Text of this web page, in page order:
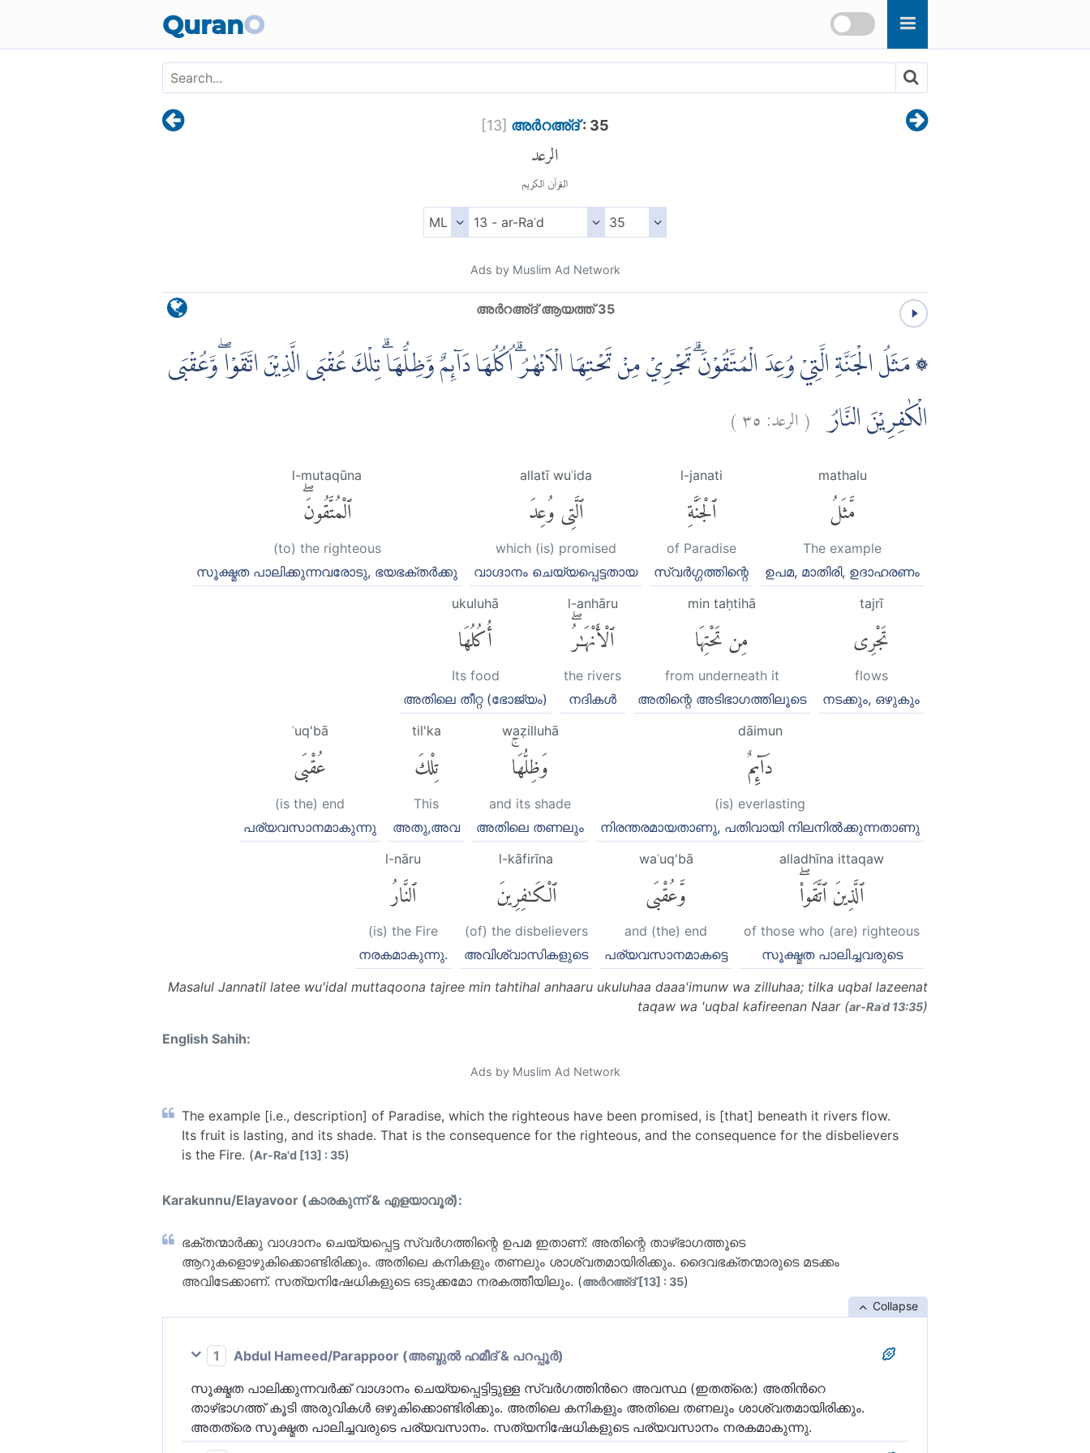
QuranO
[13] അര്‍റഅ്ദ്: 35
الرعد
القرآن الكريم
Ads by Muslim Ad Network
അര്‍റഅ്ദ് ആയത്ത് 35
۞ مَثَلُ الْجَنَّةِ الَّتِيْ وُعِدَ الْمُتَّقُوْنَۗ تَجْرِيْ مِنْ تَحْتِهَا الْاَنْهٰرُۗ اُكُلُهَا دَاۤىِٕمٌ وَّظِلُّهَاۗ تِلْكَ عُقْبَى الَّذِيْنَ اتَّقَوْا ۖوَّعُقْبَى
الْكٰفِرِيْنَ النَّارُ (الرعد:٣٥)
mathalu
مَّثَلُ
The example
ഉപമ, മാതിരി, ഉദാഹരണം
l-janati
ٱلْجَنَّةِ
of Paradise
സ്വര്‍ഗ്ഗത്തിന്റെ
allatī wuʿida
ٱلَّتِى وُعِدَ
which (is) promised
വാഗ്ദാനം ചെയ്യപ്പെട്ടതായ
l-mutaqūna
ٱلْمُتَّقُونَۖ
(to) the righteous
സൂക്ഷ്മത പാലിക്കുന്നവരോടു, ഭയഭക്തര്‍ക്കു
tajrī
تَجْرِى
flows
നടക്കും, ഒഴുകും
min taḥtihā
مِن تَحْتِهَا
from underneath it
അതിന്റെ അടിഭാഗത്തിലൂടെ
l-anhāru
ٱلْأَنْهَٰرُۖ
the rivers
നദികള്‍
ukuluhā
أُكُلُهَا
Its food
അതിലെ തീറ്റ (ഭോജ്യം)
dāimun
دَآئِمٌ
(is) everlasting
നിരന്തരമായതാണു, പതിവായി നിലനില്‍ക്കുന്നതാണു
waẓilluhā
وَظِلُّهَاۚ
and its shade
അതിലെ തണലും
til'ka
تِلْكَ
This
അതു,അവ
ʿuq'bā
عُقْبَى
(is the) end
പര്യവസാനമാകുന്നു
alladhīna ittaqaw
ٱلَّذِينَ ٱتَّقَوا۟ۖ
of those who (are) righteous
സൂക്ഷ്മത പാലിച്ചവരുടെ
waʿuq'bā
وَّعُقْبَى
and (the) end
പര്യവസാനമാകട്ടെ
l-kāfirīna
ٱلْكَٰفِرِينَ
(of) the disbelievers
അവിശ്വാസികളുടെ
l-nāru
ٱلنَّارُ
(is) the Fire
നരകമാകുന്നു.
Masalul Jannatil latee wu'idal muttaqoona tajree min tahtihal anhaaru ukuluhaa daaa'imunw wa zilluhaa; tilka uqbal lazeenat
taqaw wa 'uqbal kafireenan Naar (ar-Raʿd 13:35)
English Sahih:
Ads by Muslim Ad Network
The example [i.e., description] of Paradise, which the righteous have been promised, is [that] beneath it rivers flow.
Its fruit is lasting, and its shade. That is the consequence for the righteous, and the consequence for the disbelievers
is the Fire. (Ar-Ra'd [13] : 35)
Karakunnu/Elayavoor (കാരകുന്ന് & എളയാവൂര്):
ഭക്തന്മാര്‍ക്കു വാഗ്ദാനം ചെയ്യപ്പെട്ട സ്വര്‍ഗത്തിന്റെ ഉപമ ഇതാണ്: അതിന്റെ താഴ്ഭാഗത്തൂടെ
ആറുകളൊഴുകിക്കൊണ്ടിരിക്കും. അതിലെ കനികളും തണലും ശാശ്വതമായിരിക്കും. ദൈവഭക്തന്മാരുടെ മടക്കം
അവിടേക്കാണ്. സത്യനിഷേധികളുടെ ഒടുക്കമോ നരകത്തീയിലും. (അര്‍റഅ്ദ് [13] : 35)
Collapse
1
Abdul Hameed/Parappoor (അബ്ദുല്‍ ഹമീദ് & പറപ്പൂര്‍)
സൂക്ഷ്മത പാലിക്കുന്നവര്‍ക്ക് വാഗ്ദാനം ചെയ്യപ്പെട്ടിട്ടുള്ള സ്വര്‍ഗത്തിന്‍റെ അവസ്ഥ (ഇതത്രെ:) അതിന്‍റെ
താഴ്ഭാഗത്ത് കൂടി അരുവികള്‍ ഒഴുകിക്കൊണ്ടിരിക്കും. അതിലെ കനികളും അതിലെ തണലും ശാശ്വതമായിരിക്കും.
അതത്രെ സൂക്ഷ്മത പാലിച്ചവരുടെ പര്യവസാനം. സത്യനിഷേധികളുടെ പര്യവസാനം നരകമാകുന്നു.